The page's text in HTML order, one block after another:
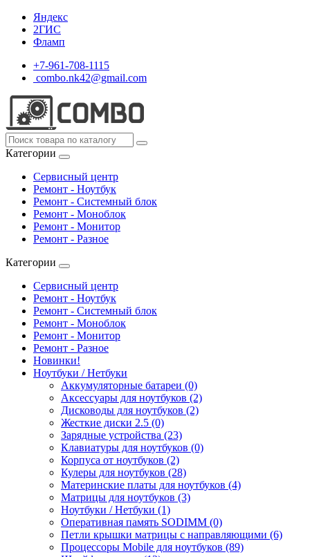
Яндекс
2ГИС
Фламп
+7-961-708-1115
combo.nk42@gmail.com
Категории
Сервисный центр
Ремонт - Ноутбук
Ремонт - Системный блок
Ремонт - Моноблок
Ремонт - Монитор
Ремонт - Разное
Категории
Сервисный центр
Ремонт - Ноутбук
Ремонт - Системный блок
Ремонт - Моноблок
Ремонт - Монитор
Ремонт - Разное
Новинки!
Ноутбуки / Нетбуки
Аккумуляторные батареи (0)
Аксессуары для ноутбуков (2)
Дисководы для ноутбуков (2)
Жесткие диски 2.5 (0)
Зарядные устройства (23)
Клавиатуры для ноутбуков (0)
Корпуса от ноутбуков (2)
Кулеры для ноутбуков (28)
Материнские платы для ноутбуков (4)
Матрицы для ноутбуков (3)
Ноутбуки / Нетбуки (1)
Оперативная память SODIMM (0)
Петли крышки матрицы с направляющими (6)
Процессоры Mobile для ноутбуков (89)